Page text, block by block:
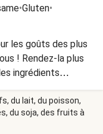
•Gluten•
les goûts des plus
! Rendez-la plus
ingrédients
du lait, du poisson,
du soja, des fruits à